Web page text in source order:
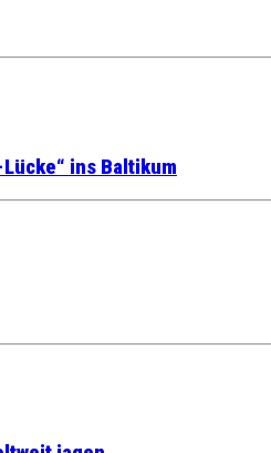
ins Baltikum